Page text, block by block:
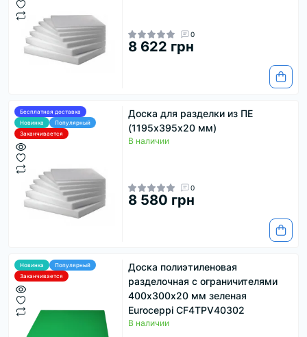
0
8 622 грн
Бесплатная доставка
Новинка
Популярный
Заканчивается
Доска для разделки из ПЕ
(1195х395х20 мм)
В наличии
0
8 580 грн
Новинка
Популярный
Заканчивается
Доска полиэтиленовая
разделочная с ограничителями
400х300х20 мм зеленая
Euroceppi CF4TPV40302
В наличии